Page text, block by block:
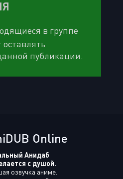
в группе
оставлять
публикации.
Online
Анидаб
с душой.
озвучка аниме.